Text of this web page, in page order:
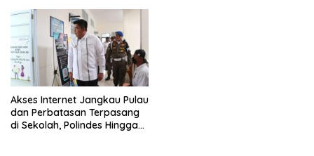
Akses Internet Jangkau Pulau
dan Perbatasan Terpasang
di Sekolah, Polindes Hingga